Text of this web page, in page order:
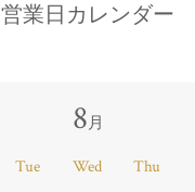
営業日カレンダー
8月
Tue Wed Thu